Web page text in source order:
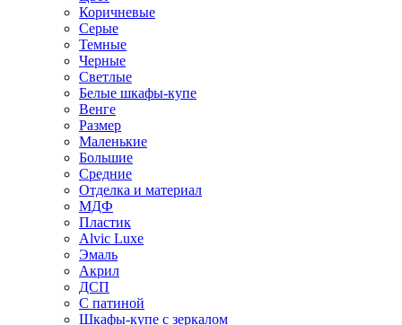
Коричневые
Серые
Темные
Черные
Светлые
Белые шкафы-купе
Венге
Размер
Маленькие
Большие
Средние
Отделка и материал
МДФ
Пластик
Alvic Luxe
Эмаль
Акрил
ДСП
С патиной
Шкафы-купе с зеркалом